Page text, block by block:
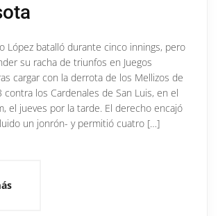
López batalló durante cinco innings, pero
su racha de triunfos en Juegos
cargar con la derrota de los Mellizos de
contra los Cardenales de San Luis, en el
el jueves por la tarde. El derecho encajó
un jonrón- y permitió cuatro […]